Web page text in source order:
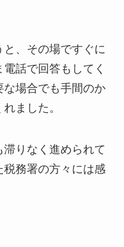
、その場ですぐに
話で回答もしてく
場合でも手間のか
ました。
りなく進められて
務署の方々には感